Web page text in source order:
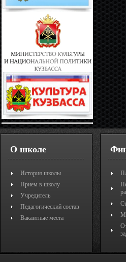
О школе
История школы
Прием в школу
Учредитель
Педагогический состав
Вакантные места